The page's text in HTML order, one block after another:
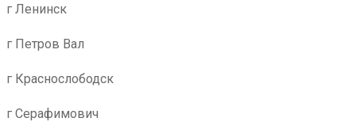
г Ленинск
г Петров Вал
г Краснослободск
г Серафимович